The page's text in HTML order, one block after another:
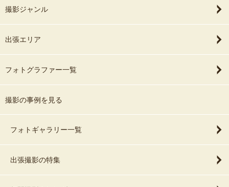
撮影ジャンル
出張エリア
フォトグラファー一覧
撮影の事例を見る
フォトギャラリー一覧
出張撮影の特集